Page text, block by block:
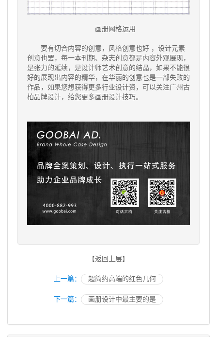
画册网格运用
要有切合内容的创意，风格创意也好 ，设计元素
创意也罢，每一本刊期、杂志创意都是内容外观展现，
是张力的延续，是设计师艺术创意的结晶，如果不能很
好的展现出内容的精华，在华丽的创意也是一部失败的
作品，如果您想获得更多行业设计资，可以关注广州古
柏品牌设计，给您更多画册设计技巧。
【返回上层】
上一篇： 超简约高端的红色几何
下一篇： 画册设计中最主要的是